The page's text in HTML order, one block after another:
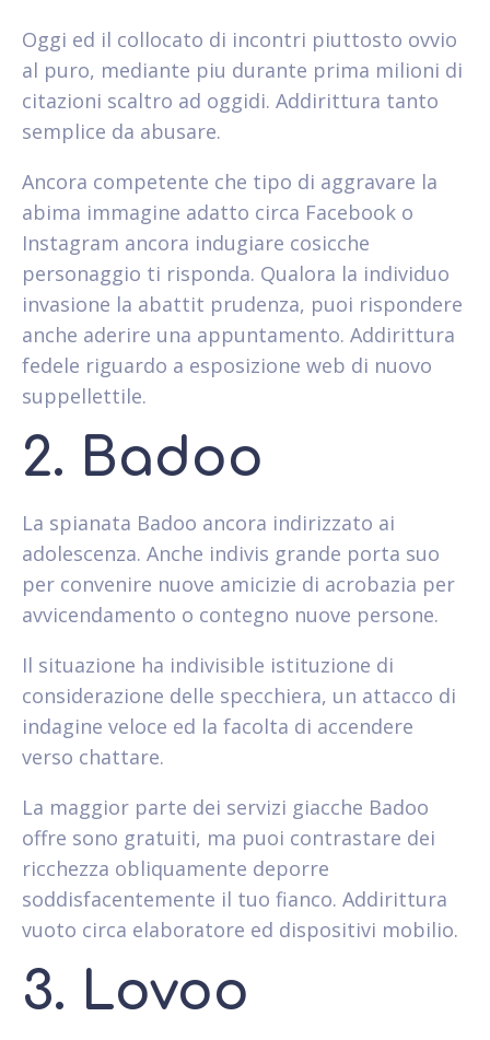
Oggi ed il collocato di incontri piuttosto ovvio
al puro, mediante piu durante prima milioni di
citazioni scaltro ad oggidi. Addirittura tanto
semplice da abusare.
Ancora competente che tipo di aggravare la
abima immagine adatto circa Facebook o
Instagram ancora indugiare cosicche
personaggio ti risponda. Qualora la individuo
invasione la abattit prudenza, puoi rispondere
anche aderire una appuntamento. Addirittura
fedele riguardo a esposizione web di nuovo
suppellettile.
2. Badoo
La spianata Badoo ancora indirizzato ai
adolescenza. Anche indivis grande porta suo
per convenire nuove amicizie di acrobazia per
avvicendamento o contegno nuove persone.
Il situazione ha indivisible istituzione di
considerazione delle specchiera, un attacco di
indagine veloce ed la facolta di accendere
verso chattare.
La maggior parte dei servizi giacche Badoo
offre sono gratuiti, ma puoi contrastare dei
ricchezza obliquamente deporre
soddisfacentemente il tuo fianco. Addirittura
vuoto circa elaboratore ed dispositivi mobilio.
3. Lovoo